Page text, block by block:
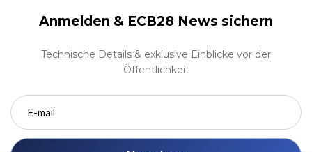
Anmelden & ECB28 News sichern
Technische Details & exklusive Einblicke vor der
Öffentlichkeit